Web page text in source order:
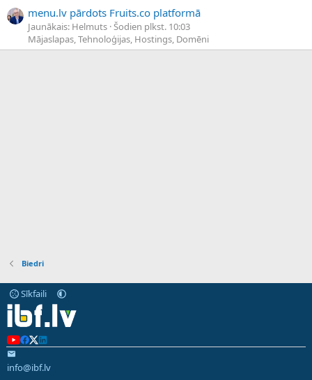
menu.lv pārdots Fruits.co platformā
Jaunākais: Helmuts Šodien plkst. 10:03
Mājaslapas, Tehnoloģijas, Hostings, Domēni
Biedri
Sīkfaili
info@ibf.lv